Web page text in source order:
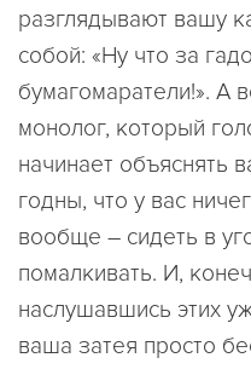
разглядывают вашу
собой: «Ну что за
бумагомаратели!». А
монолог, который
начинает объяснять
годны, что у вас
вообще – сидеть в
помалкивать. И,
наслушавшись этих
ваша затея просто